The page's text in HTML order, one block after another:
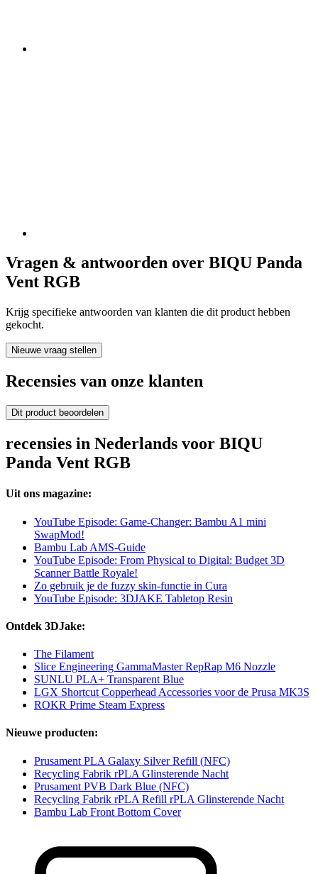
Vragen & antwoorden over BIQU Panda
Vent RGB
Krijg specifieke antwoorden van klanten die dit product hebben
gekocht.
Nieuwe vraag stellen
Recensies van onze klanten
Dit product beoordelen
recensies in Nederlands voor BIQU
Panda Vent RGB
Uit ons magazine:
YouTube Episode: Game-Changer: Bambu A1 mini
SwapMod!
Bambu Lab AMS-Guide
YouTube Episode: From Physical to Digital: Budget 3D
Scanner Battle Royale!
Zo gebruik je de fuzzy skin-functie in Cura
YouTube Episode: 3DJAKE Tabletop Resin
Ontdek 3DJake:
The Filament
Slice Engineering GammaMaster RepRap M6 Nozzle
SUNLU PLA+ Transparent Blue
LGX Shortcut Copperhead Accessories voor de Prusa MK3S
ROKR Prime Steam Express
Nieuwe producten:
Prusament PLA Galaxy Silver Refill (NFC)
Recycling Fabrik rPLA Glinsterende Nacht
Prusament PVB Dark Blue (NFC)
Recycling Fabrik rPLA Refill rPLA Glinsterende Nacht
Bambu Lab Front Bottom Cover